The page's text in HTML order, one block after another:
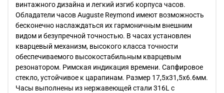
винтажного дизайна и легкий изгиб корпуса часов.
Обладатели часов Auguste Reymond имеют возможность
бесконечно наслаждаться их гармоничным внешним
видом и безупречной точностью. В часах установлен
кварцевый механизм, высокого класса точности
обеспечиваемого высокостабильным кварцевым
резонатором. Римская индикация времени. Сапфировое
стекло, устойчивое к царапинам. Размер 17,5х31,5x6.6мм.
Часы выполнены из нержавеющей стали 316L с